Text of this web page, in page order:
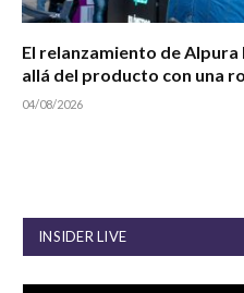
El relanzamiento de
allá del producto con una
04/08/2026
INSIDER LIVE